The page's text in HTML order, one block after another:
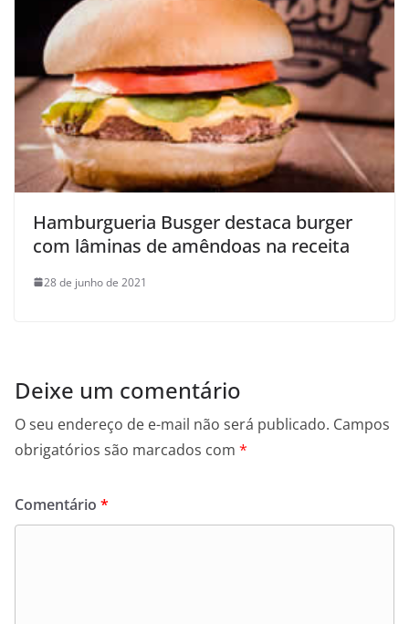
Hamburgueria Busger destaca burger
com lâminas de amêndoas na receita
28 de junho de 2021
Deixe um comentário
O seu endereço de e-mail não será publicado. Campos
obrigatórios são marcados com *
Comentário *